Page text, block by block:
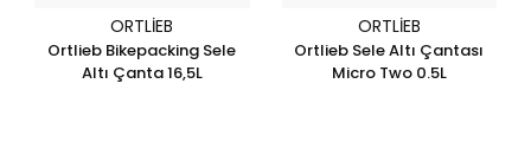
ORTLIEB
Ortlieb Bikepacking Sele
Altı Çanta 16,5L
ORTLIEB
Ortlieb Sele Altı Çantası
Micro Two 0.5L